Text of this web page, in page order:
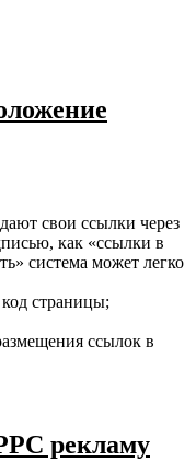
свои ссылки через
как «ссылки в
система может легко
страницы;
ссылок в
рекламу